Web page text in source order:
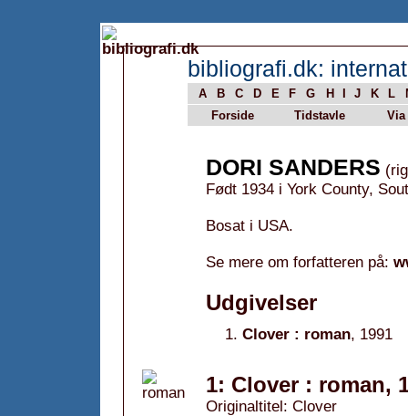
bibliografi.dk:
A B C D E F G H J K L
Forside
Tidstavle Via
DORI SANDERS
Født 1934 i York County,
Bosat i USA.
Se mere om forfatteren på:
Udgivelser
Clover : roman, 1991
1: Clover : roman,
Originaltitel: Clover